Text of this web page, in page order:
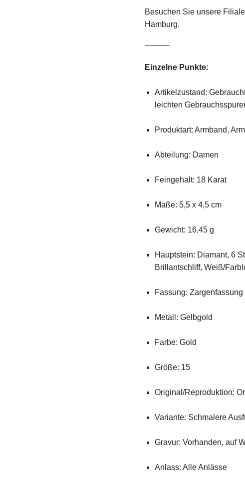
Besuchen Sie unsere
Hamburg.
Einzelne Punkte:
Artikelzustand:
leichten
Produktart: Armband,
Abteilung: Damen
Feingehalt: 18 Karat
Maße: 5,5 x 4,5 cm
Gewicht: 16,45 g
Hauptstein: Diamant, 6
Brillantschliff, Weiß/
Fassung: Zargenfassung
Metall: Gelbgold
Farbe: Gold
Größe: 15
Original/Reproduktion:
Variante: Schmalere
Gravur: Vorhanden, auf
Anlass: Alle Anlässe